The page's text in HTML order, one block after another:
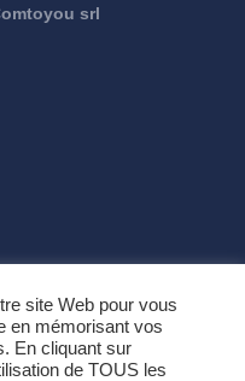
srl
site Web pour vous
en mémorisant vos
En cliquant sur
de TOUS les